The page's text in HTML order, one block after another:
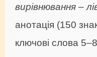
вирівнювання –
анотація (150
ключові слова